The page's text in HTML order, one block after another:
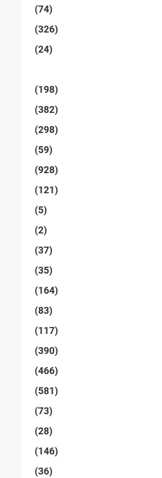
(74)
(326)
(24)
(198)
(382)
(298)
(59)
(928)
(121)
(5)
(2)
(37)
(35)
(164)
(83)
(117)
(390)
(466)
(581)
(73)
(28)
(146)
(36)